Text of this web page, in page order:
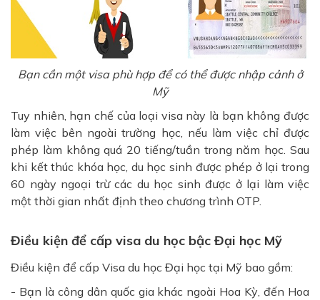
Bạn cần một visa phù hợp để có thể được nhập cảnh ở
Mỹ
Tuy nhiên, hạn chế của loại visa này là bạn không được
làm việc bên ngoài trường học, nếu làm việc chỉ được
phép làm không quá 20 tiếng/tuần trong năm học. Sau
khi kết thúc khóa học, du học sinh được phép ở lại trong
60 ngày ngoại trừ các du học sinh được ở lại làm việc
một thời gian nhất định theo chương trình OTP.
Điều kiện để cấp visa du học bậc Đại học Mỹ
Điều kiện để cấp Visa du học Đại học tại Mỹ bao gồm:
- Bạn là công dân quốc gia khác ngoài Hoa Kỳ, đến Hoa